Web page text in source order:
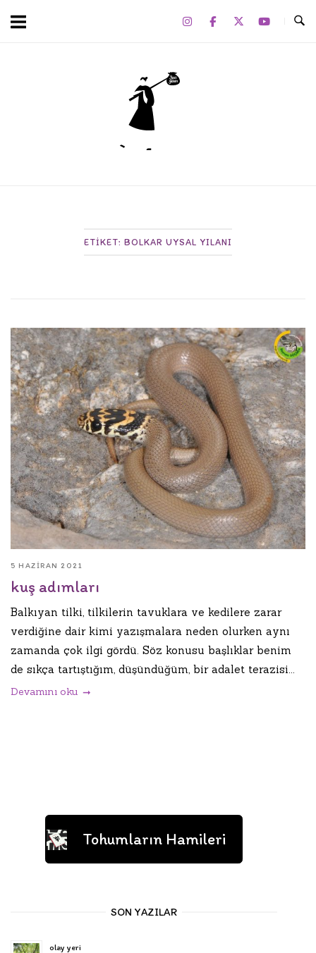
Home
ETIKET: BOLKAR UYSAL YILANI
5 HAZIRAN 2021
kuş adımları
Balkıyan tilki, tilkilerin tavuklara ve kedilere zarar
verdiğine dair kimi yazışmalara neden olurken aynı
zamanda çok ilgi gördü. Söz konusu başlıklar benim
de sıkça tartıştığım, düşündüğüm, bir adalet terazisi...
Devamını oku
Tohumların Hamileri
SON YAZILAR
olay yeri